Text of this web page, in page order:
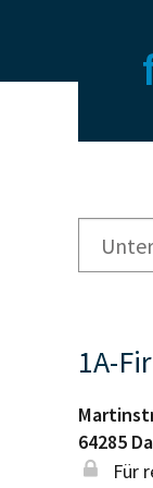
1A-
64285
Für